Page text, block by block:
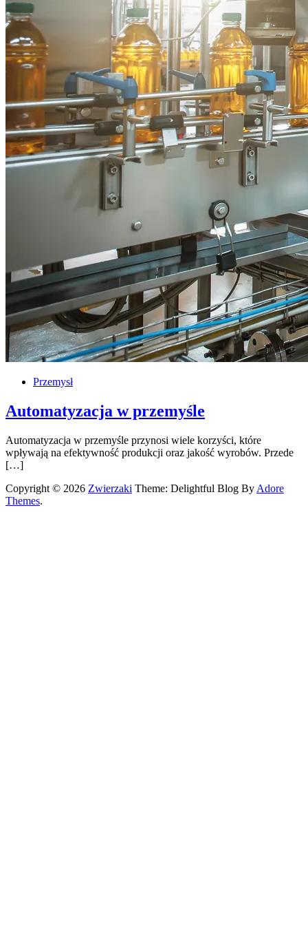
Przemysł
Automatyzacja w przemyśle
Automatyzacja w przemyśle przynosi wiele korzyści, które
wpływają na efektywność produkcji oraz jakość wyrobów. Przede
[…]
Copyright © 2026 Zwierzaki Theme: Delightful Blog By Adore
Themes.